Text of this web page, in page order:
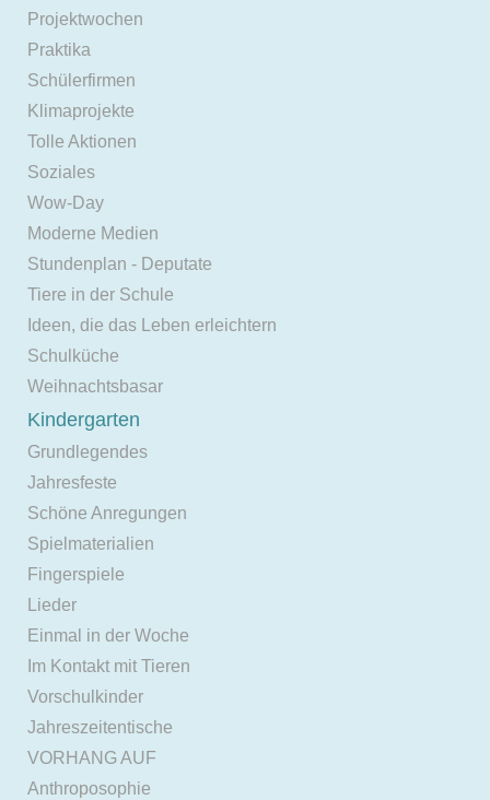
Projektwochen
Praktika
Schülerfirmen
Klimaprojekte
Tolle Aktionen
Soziales
Wow-Day
Moderne Medien
Stundenplan - Deputate
Tiere in der Schule
Ideen, die das Leben erleichtern
Schulküche
Weihnachtsbasar
Kindergarten
Grundlegendes
Jahresfeste
Schöne Anregungen
Spielmaterialien
Fingerspiele
Lieder
Einmal in der Woche
Im Kontakt mit Tieren
Vorschulkinder
Jahreszeitentische
VORHANG AUF
Anthroposophie